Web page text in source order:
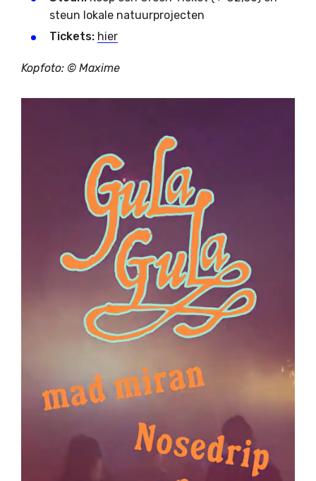
steun lokale natuurprojecten
Tickets: hier
Kopfoto: © Maxime